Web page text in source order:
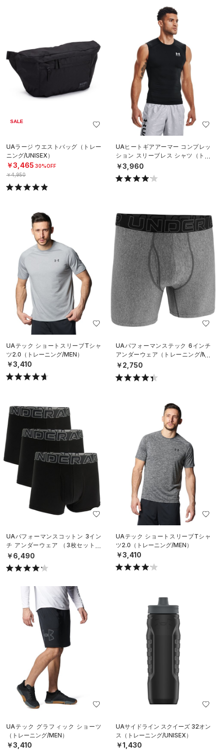
SALE
UAラージ ウエストバッグ（トレー
ニング/UNISEX）
￥3,465 30%OFF
￥4,950
UAヒートギアアーマー コンプレッ
ション スリーブレス シャツ（トレ
ーニング/MEN）
￥3,960
UAテック ショートスリーブTシャ
ツ2.0（トレーニング/MEN）
￥3,410
UAパフォーマンステック 6インチ
アンダーウェア（トレーニング/ME
N）
￥2,750
UAパフォーマンスコットン 3イン
チ アンダーウェア （3枚セット）
（トレーニング/MEN）
￥6,490
UAテック ショートスリーブTシャ
ツ2.0（トレーニング/MEN）
￥3,410
UAテック グラフィック ショーツ
（トレーニング/MEN）
￥3,410
UAサイドライン スクイーズ 32オン
ス（トレーニング/UNISEX）
￥1,430